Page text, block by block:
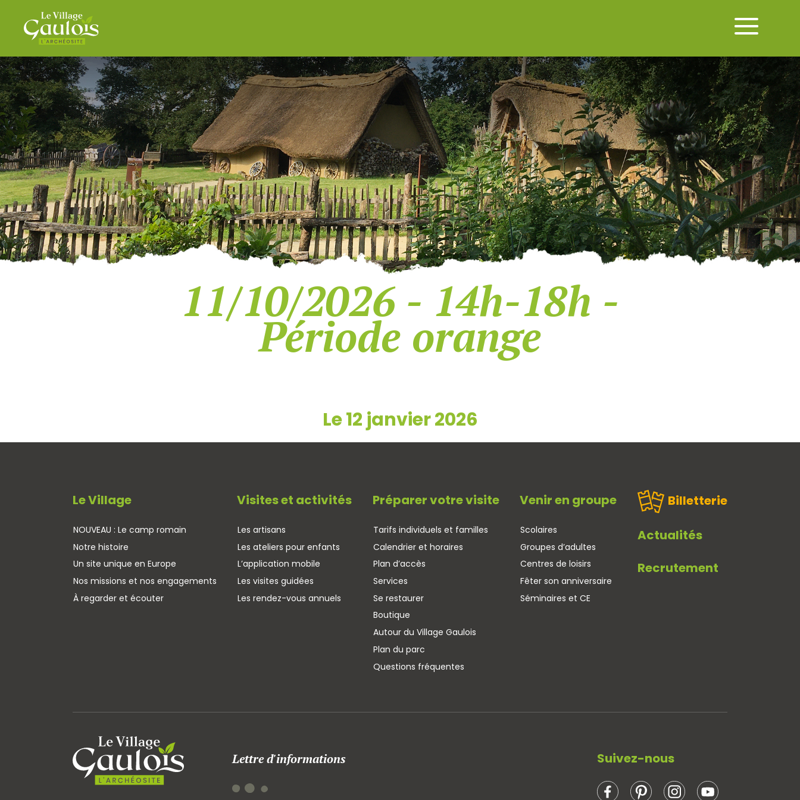
11/10/2026 - 14h-18h -
Période orange
Le 12 janvier 2026
Le Village
NOUVEAU : Le camp romain
Notre histoire
Un site unique en Europe
Nos missions et nos engagements
À regarder et écouter
Visites et activités
Les artisans
Les ateliers pour enfants
L’application mobile
Les visites guidées
Les rendez-vous annuels
Préparer votre visite
Tarifs individuels et familles
Calendrier et horaires
Plan d’accès
Services
Se restaurer
Boutique
Autour du Village Gaulois
Plan du parc
Questions fréquentes
Venir en groupe
Scolaires
Groupes d’adultes
Centres de loisirs
Fêter son anniversaire
Séminaires et CE
Billetterie
Actualités
Recrutement
Lettre d'informations Suivez-nous